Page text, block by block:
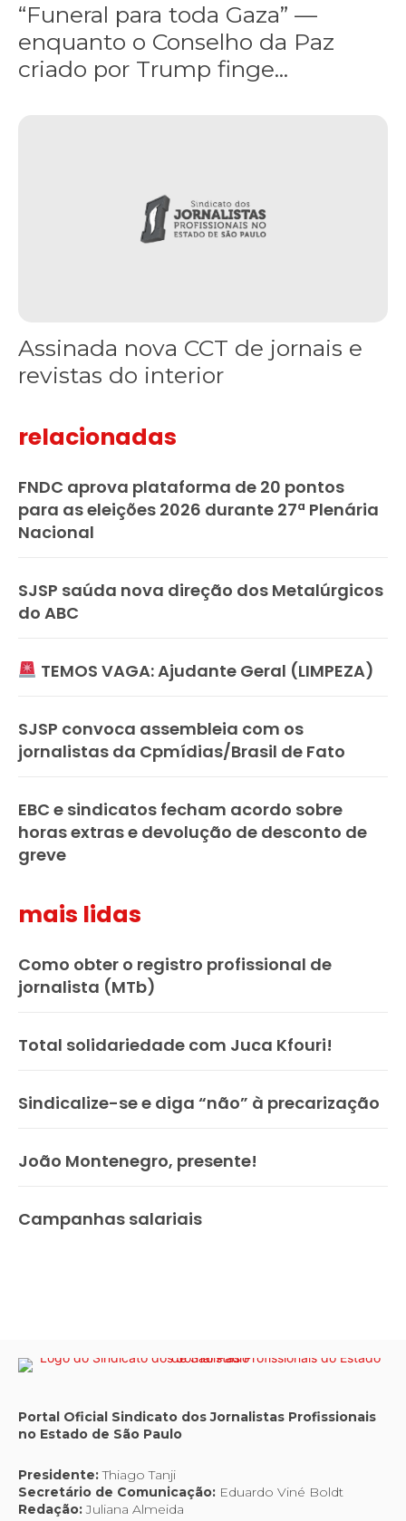
“Funeral para toda Gaza” —
enquanto o Conselho da Paz
criado por Trump finge...
Assinada nova CCT de jornais e
revistas do interior
relacionadas
FNDC aprova plataforma de 20 pontos
para as eleições 2026 durante 27ª Plenária
Nacional
SJSP saúda nova direção dos Metalúrgicos
do ABC
TEMOS VAGA: Ajudante Geral (LIMPEZA)
SJSP convoca assembleia com os
jornalistas da Cpmídias/Brasil de Fato
EBC e sindicatos fecham acordo sobre
horas extras e devolução de desconto de
greve
mais lidas
Como obter o registro profissional de
jornalista (MTb)
Total solidariedade com Juca Kfouri!
Sindicalize-se e diga “não” à precarização
João Montenegro, presente!
Campanhas salariais
Portal Oficial Sindicato dos Jornalistas Profissionais
no Estado de São Paulo
Presidente:Thiago Tanji
Secretário de Comunicação: Eduardo Viné Boldt
Redação:Juliana Almeida